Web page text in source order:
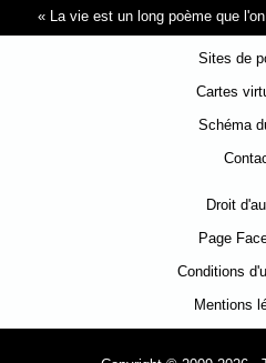
La vie est un long poème que
Sites de
Cartes
Schéma
Droit
Page
Conditions
Mentions